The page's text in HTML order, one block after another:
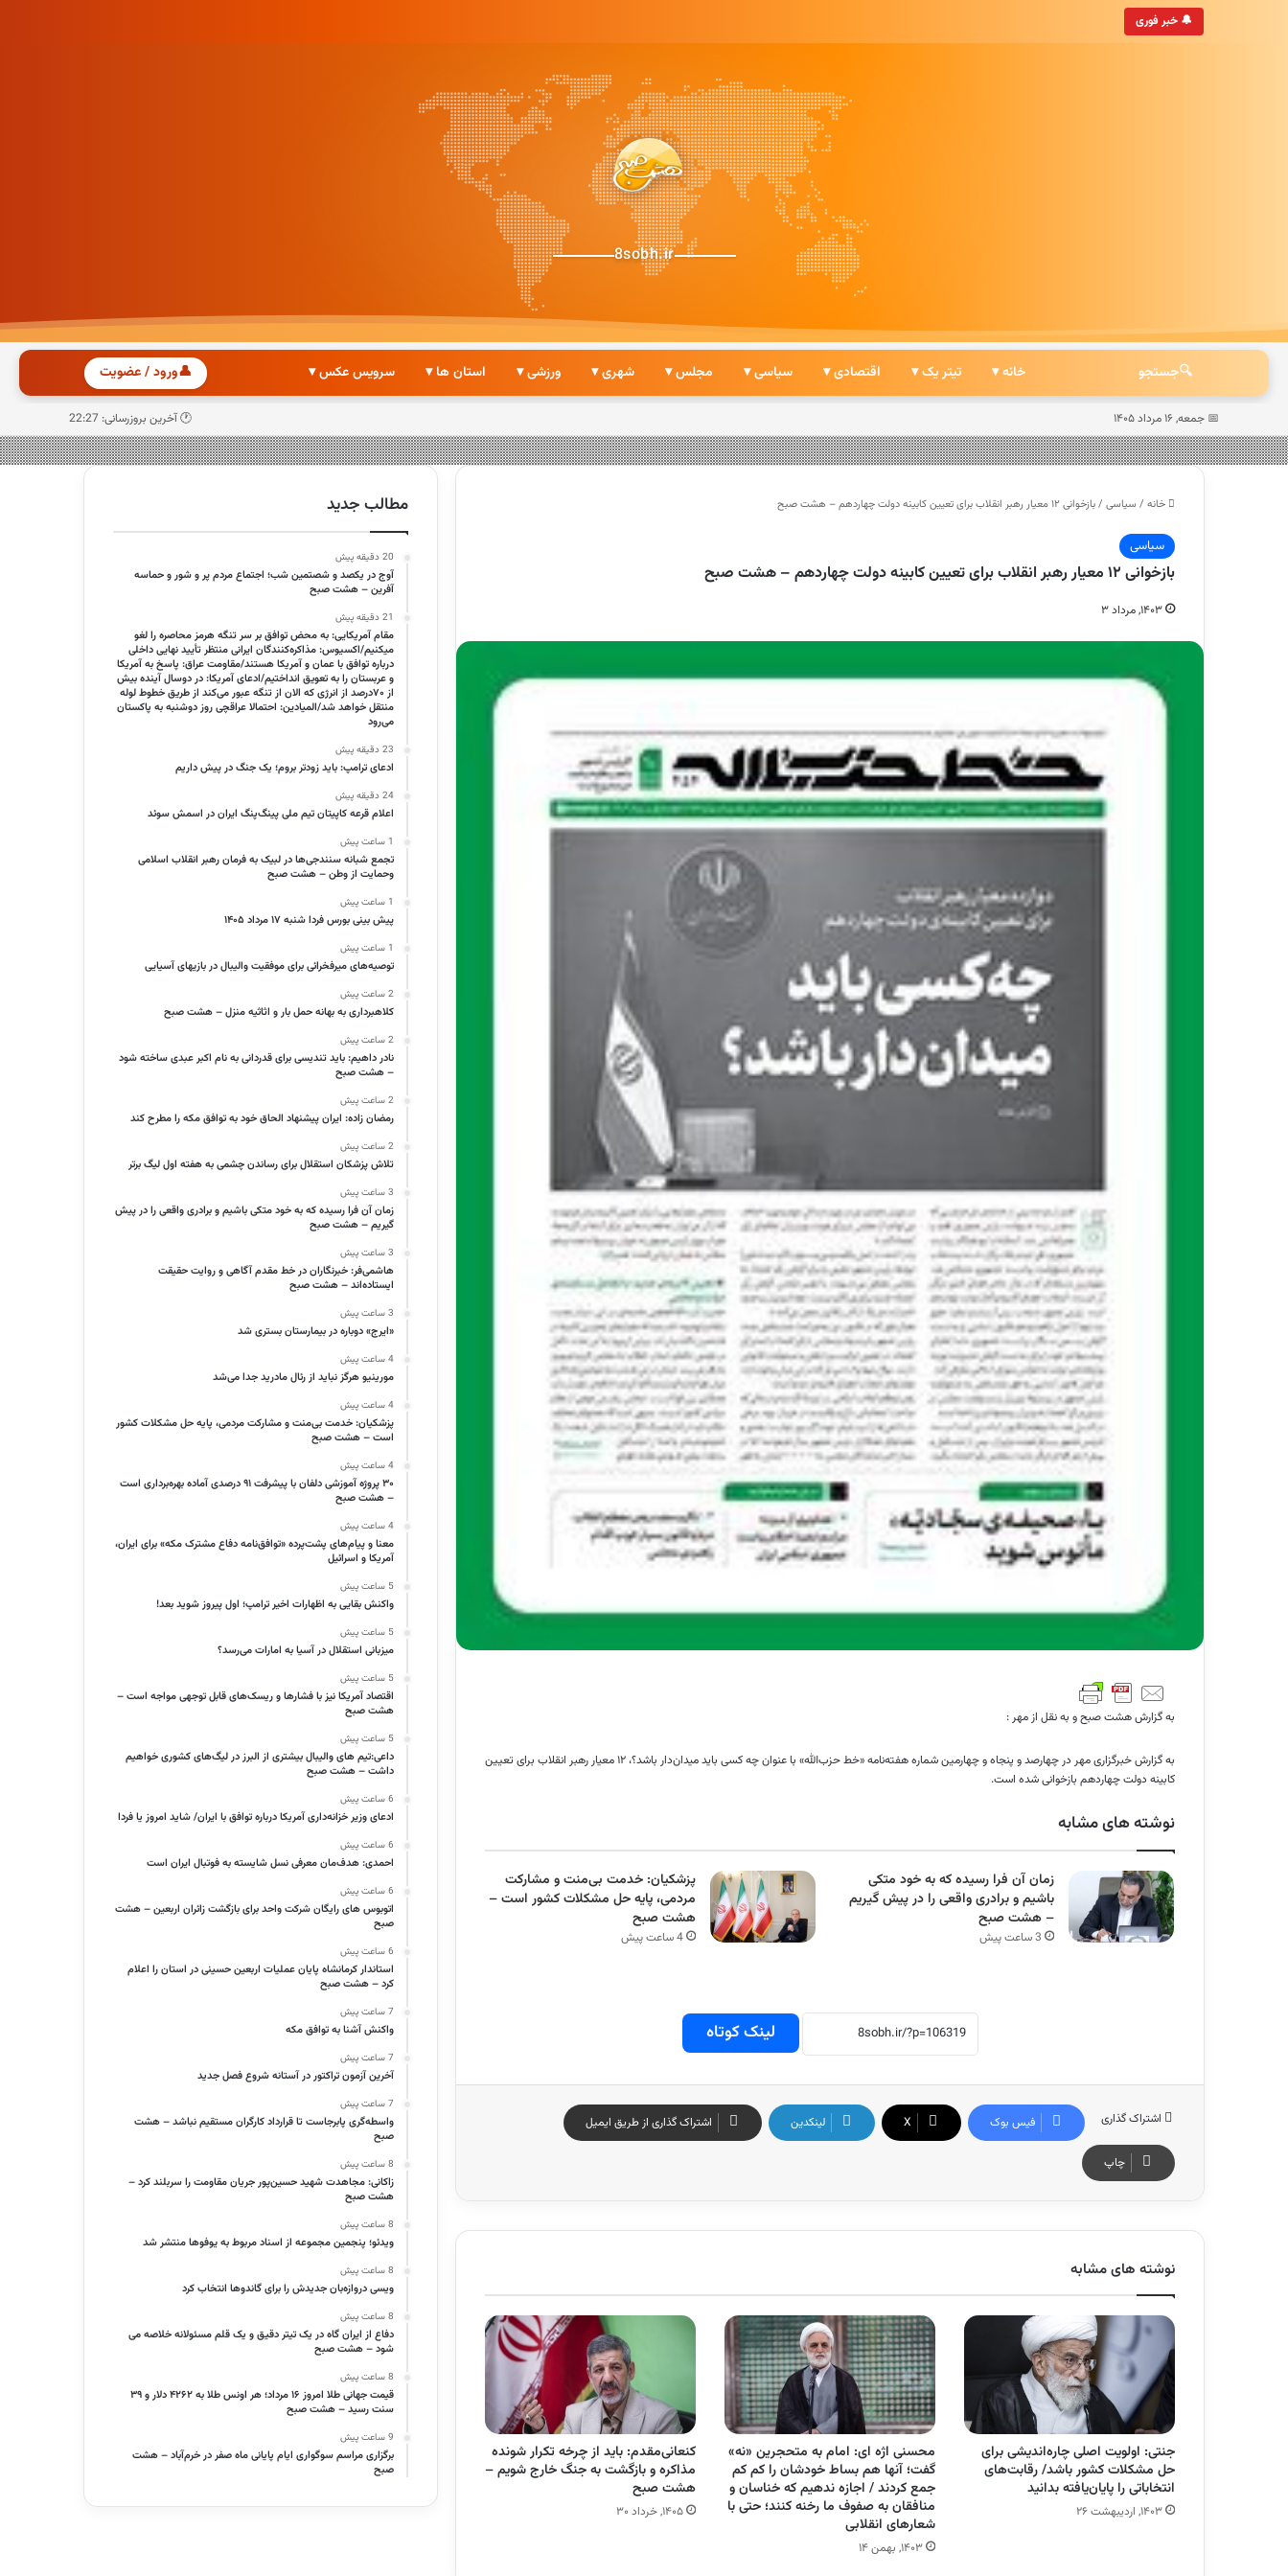
🔔 خبر فوریخبرگزاری ایرانی
8sobh.ir
🔍جستجو خانه ▾ تیتر یک ▾ اقتصادی ▾ سیاسی ▾ مجلس ▾ شهری ▾ ورزشی ▾ استان ها ▾ سرویس عکس ▾ 👤ورود / عضویت
📅 جمعه, ۱۶ مرداد ۱۴۰۵ 🕐 آخرین بروزرسانی: 22:27
خانه / سیاسی /بازخوانی ۱۲ معیار رهبر انقلاب برای تعیین کابینه‌ دولت چهاردهم – هشت صبح
سیاسی
بازخوانی ۱۲ معیار رهبر انقلاب برای تعیین کابینه‌ دولت چهاردهم – هشت صبح
۱۴۰۳, مرداد ۳
به گزارش هشت صبح و به نقل از مهر :
به گزارش خبرگزاری مهر در چهارصد و پنجاه و چهارمین شماره هفته‌نامه «خط حزب‌الله» با عنوان چه کسی باید میدان‌دار باشد؟، ۱۲ معیار رهبر انقلاب برای تعیین
کابینه دولت چهاردهم بازخوانی شده است.
نوشته های مشابه
زمان آن فرا رسیده که به خود متکی
باشیم و برادری واقعی را در پیش گیریم
– هشت صبح
3 ساعت پیش
پزشکیان: خدمت بی‌منت و مشارکت
مردمی، پایه حل مشکلات کشور است –
هشت صبح
4 ساعت پیش
لینک کوتاه
اشتراک گذاری فیس بوک X لینکدین اشتراک گذاری از طریق ایمیل
چاپ
نوشته های مشابه
جنتی: اولویت اصلی چاره‌اندیشی برای
حل مشکلات کشور باشد/ رقابت‌های
انتخاباتی را پایان‌یافته بدانید
۱۴۰۳, اردیبهشت ۲۶
محسنی اژه ای: امام به متحجرین «نه»
گفت؛ آنها هم بساط خودشان‌ را کم کم
جمع کردند / اجازه‌ ندهیم که خناسان و
منافقان به صفوف ما رخنه کنند؛ حتی با
شعارهای انقلابی
۱۴۰۳, بهمن ۱۴
کنعانی‌مقدم: باید از چرخه تکرار شونده
مذاکره و بازگشت به جنگ خارج شویم –
هشت صبح
۱۴۰۵, خرداد ۳۰
مطالب جدید
20 دقیقه پیش
آوج در یکصد و شصتمین شب؛ اجتماع مردم پر و شور و حماسه
آفرین – هشت صبح
21 دقیقه پیش
مقام آمریکایی: به محض توافق بر سر تنگه هرمز محاصره را لغو
میکنیم/اکسیوس: مذاکره‌کنندگان ایرانی منتظر تأیید نهایی داخلی
درباره توافق با عمان و آمریکا هستند/مقاومت عراق: پاسخ به آمریکا
و عربستان را به تعویق انداختیم/ادعای آمریکا: در دوسال آینده بیش
از ۷۰درصد از انرژی که الان از تنگه عبور می‌کند از طریق خطوط لوله
منتقل خواهد شد/المیادین: احتمالا عراقچی روز دوشنبه به پاکستان
می‌رود
23 دقیقه پیش
ادعای ترامپ: باید زودتر بروم؛ یک جنگ در پیش داریم
24 دقیقه پیش
اعلام قرعه کاپیتان تیم ملی پینگ‌پنگ ایران در اسمش سوئد
1 ساعت پیش
تجمع شبانه سنندجی‌ها در لبیک به فرمان رهبر انقلاب اسلامی
وحمایت از وطن – هشت صبح
1 ساعت پیش
پیش بینی بورس فردا شنبه ۱۷ مرداد ۱۴۰۵
1 ساعت پیش
توصیه‌های میرفخرائی برای موفقیت والیبال در بازیهای آسیایی
2 ساعت پیش
کلاهبرداری به بهانه حمل بار و اثاثیه منزل – هشت صبح
2 ساعت پیش
نادر داهیم: باید تندیسی برای قدردانی به نام اکبر عبدی ساخته شود
– هشت صبح
2 ساعت پیش
رمضان زاده: ایران پیشنهاد الحاق خود به توافق مکه را مطرح کند
2 ساعت پیش
تلاش پزشکان استقلال برای رساندن چشمی به هفته اول لیگ برتر
3 ساعت پیش
زمان آن فرا رسیده که به خود متکی باشیم و برادری واقعی را در پیش
گیریم – هشت صبح
3 ساعت پیش
هاشمی‌فر​​​​​​​: خبرنگاران در خط مقدم آگاهی و روایت حقیقت
ایستاده‌اند – هشت صبح
3 ساعت پیش
«ایرج» دوباره در بیمارستان بستری شد
4 ساعت پیش
مورینیو هرگز نباید از رئال مادرید جدا می‌شد
4 ساعت پیش
پزشکیان: خدمت بی‌منت و مشارکت مردمی، پایه حل مشکلات کشور
است – هشت صبح
4 ساعت پیش
۳۰ پروژه آموزشی دلفان با پیشرفت ۹۱ درصدی آماده بهره‌برداری است
– هشت صبح
4 ساعت پیش
معنا و پیام‌های پشت‌پرده «توافق‌نامه دفاع مشترک مکه» برای ایران،
آمریکا و اسرائیل
5 ساعت پیش
واکنش بقایی به اظهارات اخیر ترامپ؛ اول پیروز شوید بعد!
5 ساعت پیش
میزبانی استقلال در آسیا به امارات می‌رسد؟
5 ساعت پیش
اقتصاد آمریکا نیز با فشارها و ریسک‌های قابل توجهی مواجه است –
هشت صبح
5 ساعت پیش
داعی:تیم های والیبال بیشتری از البرز در لیگ‌های کشوری خواهیم
داشت – هشت صبح
6 ساعت پیش
ادعای وزیر خزانه‌داری آمریکا درباره توافق با ایران/ شاید امروز یا فردا
6 ساعت پیش
احمدی: هدف‌مان معرفی نسل شایسته به فوتبال ایران است
6 ساعت پیش
اتوبوس های رایگان شرکت واحد برای بازگشت زائران اربعین – هشت
صبح
6 ساعت پیش
استاندار کرمانشاه پایان عملیات اربعین حسینی در استان را اعلام
کرد – هشت صبح
7 ساعت پیش
واکنش آشنا به توافق مکه
7 ساعت پیش
آخرین آزمون تراکتور در آستانه شروع فصل جدید
7 ساعت پیش
واسطه‌گری پابرجاست تا قرارداد کارگران مستقیم نباشد – هشت
صبح
8 ساعت پیش
زاکانی: مجاهدت شهید حسین‌پور جریان مقاومت را سربلند کرد –
هشت صبح
8 ساعت پیش
ویدئو؛ پنجمین مجموعه از اسناد مربوط به یوفوها منتشر شد
8 ساعت پیش
ویسی دروازه‌بان جدیدش را برای گاندوها انتخاب کرد
8 ساعت پیش
دفاع از ایران گاه در یک تیتر دقیق و یک قلم مسئولانه خلاصه می
شود – هشت صبح
8 ساعت پیش
قیمت جهانی طلا امروز ۱۶ مرداد؛ هر اونس طلا به ۴۲۶۲ دلار و ۳۹
سنت رسید – هشت صبح
9 ساعت پیش
برگزاری مراسم سوگواری ایام پایانی ماه صفر در خرم‌آباد – هشت
صبح